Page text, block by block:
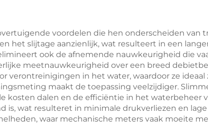
voordelen die hen onderscheiden van
het slijtage aanzienlijk, wat resulteert in een
ook de afnemende nauwkeurigheid die
meetnauwkeurigheid over een breed
verontreinigingen in het water, waardoor ze ideaal
maakt de toepassing veelzijdiger.
kosten dalen en de efficiëntie in het waterbeheer
wat resulteret in minimale drukverliezen en
waar mechanische meters vaak moeite